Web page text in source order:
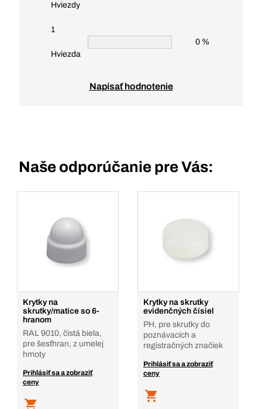
Hviezdy
1
Hviezda
0 %
Napísať hodnotenie
Naše odporúčanie pre Vás:
Krytky na
skrutky/matice so 6-
hranom
RAL 9010, čistá biela,
pre šesťhran, z umelej
hmoty
Prihlásiť sa a zobraziť
ceny
Krytky na skrutky
evidenčných čísiel
PH, pre skrutky do
poznávacích a
registračných značiek
Prihlásiť sa a zobraziť
ceny